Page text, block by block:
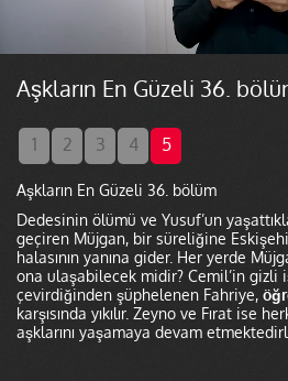
Aşkların En Güzeli 36.
1 2 3 4 5
Aşkların En Güzeli 36. bölüm
Dedesinin ölümü ve Yusuf’un
geçiren Müjgan, bir süreliğine
halasının yanına gider. Her yerde
ona ulaşabilecek midir? Cemil’in gizli
çevirdiğinden şüphelenen Fahriye,
karşısında yıkılır. Zeyno ve Fırat ise
aşklarını yaşamaya devam